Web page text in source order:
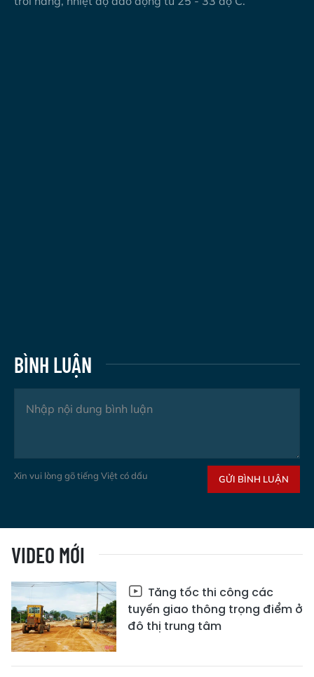
BÌNH LUẬN
Xin vui lòng gõ tiếng Việt có dấu GỬI BÌNH LUẬN
VIDEO MỚI
Tăng tốc thi công các
tuyến giao thông trọng điểm ở
đô thị trung tâm